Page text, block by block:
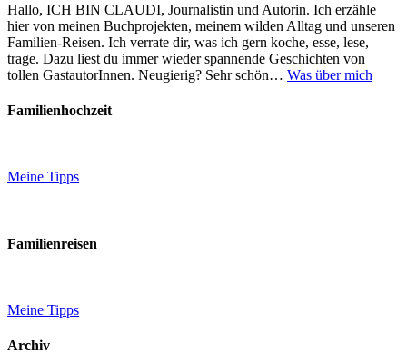
Hallo, ICH BIN CLAUDI, Journalistin und Autorin. Ich erzähle
hier von meinen Buchprojekten, meinem wilden Alltag und unseren
Familien-Reisen. Ich verrate dir, was ich gern koche, esse, lese,
trage. Dazu liest du immer wieder spannende Geschichten von
tollen GastautorInnen. Neugierig? Sehr schön… Was über mich
Familienhochzeit
Meine Tipps
Familienreisen
Meine Tipps
Archiv